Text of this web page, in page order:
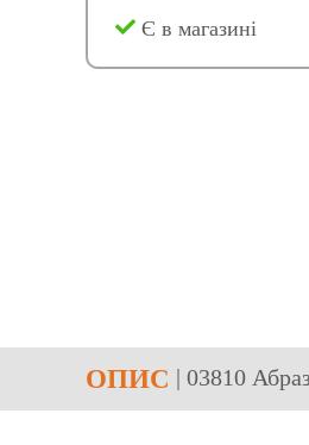
Є в магазині
ОПИС | 03810